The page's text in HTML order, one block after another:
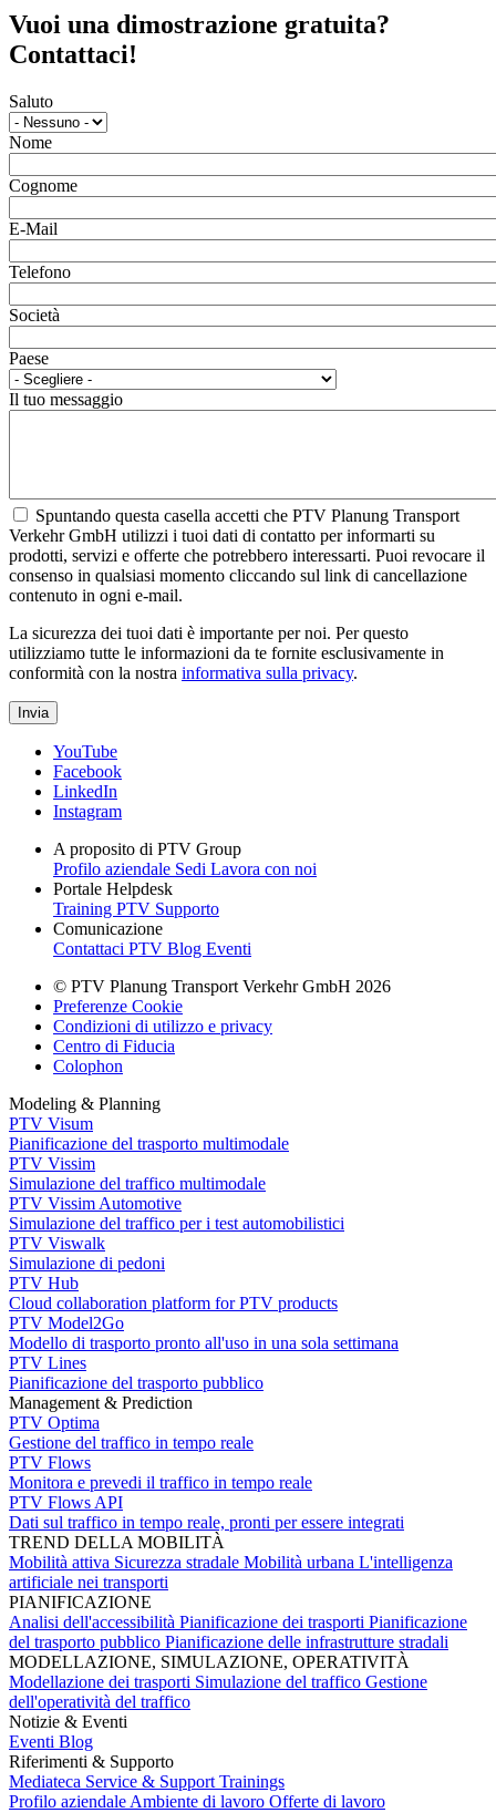
Vuoi una dimostrazione gratuita?
Contattaci!
Saluto
Nome
Cognome
E-Mail
Telefono
Società
Paese
Il tuo messaggio
Spuntando questa casella accetti che PTV Planung Transport
Verkehr GmbH utilizzi i tuoi dati di contatto per informarti su
prodotti, servizi e offerte che potrebbero interessarti. Puoi revocare il
consenso in qualsiasi momento cliccando sul link di cancellazione
contenuto in ogni e-mail.
La sicurezza dei tuoi dati è importante per noi. Per questo
utilizziamo tutte le informazioni da te fornite esclusivamente in
conformità con la nostra informativa sulla privacy.
YouTube
Facebook
LinkedIn
Instagram
A proposito di PTV Group
Profilo aziendale Sedi Lavora con noi
Portale Helpdesk
Training PTV Supporto
Comunicazione
Contattaci PTV Blog Eventi
© PTV Planung Transport Verkehr GmbH 2026
Preferenze Cookie
Condizioni di utilizzo e privacy
Centro di Fiducia
Colophon
Modeling & Planning
PTV Visum
Pianificazione del trasporto multimodale
PTV Vissim
Simulazione del traffico multimodale
PTV Vissim Automotive
Simulazione del traffico per i test automobilistici
PTV Viswalk
Simulazione di pedoni
PTV Hub
Cloud collaboration platform for PTV products
PTV Model2Go
Modello di trasporto pronto all'uso in una sola settimana
PTV Lines
Pianificazione del trasporto pubblico
Management & Prediction
PTV Optima
Gestione del traffico in tempo reale
PTV Flows
Monitora e prevedi il traffico in tempo reale
PTV Flows API
Dati sul traffico in tempo reale, pronti per essere integrati
TREND DELLA MOBILITÀ
Mobilità attiva Sicurezza stradale Mobilità urbana L'intelligenza
artificiale nei transporti
PIANIFICAZIONE
Analisi dell'accessibilità Pianificazione dei trasporti Pianificazione
del trasporto pubblico Pianificazione delle infrastrutture stradali
MODELLAZIONE, SIMULAZIONE, OPERATIVITÀ
Modellazione dei trasporti Simulazione del traffico Gestione
dell'operatività del traffico
Notizie & Eventi
Eventi Blog
Riferimenti & Supporto
Mediateca Service & Support Trainings
Profilo aziendale Ambiente di lavoro Offerte di lavoro